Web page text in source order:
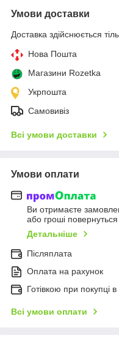
Умови доставки
Доставка здійснюється
Нова Пошта
Магазини Rozetka
Укрпошта
Самовивіз
Всі умови доставки
Умови оплати
Ви отримаєте
або гроші
Детальніше
Післяплата
Оплата на рахунок
Готівкою при покупці в
Всі умови оплати